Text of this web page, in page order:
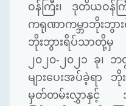
ဝန်ကြီး၊
ဒုတိယဝန်က
ကရုဏာကမ္ဘာဘိုးဘွာ
ဘိုးဘွားရိပ်သာတို့မှ
၂၀၂၀- ၂၀၂၁ ခု၊ ဘ
များပေးအပ်ခဲ့ရာ
ဘို
မှတ်တမ်းလွှာနှင့်